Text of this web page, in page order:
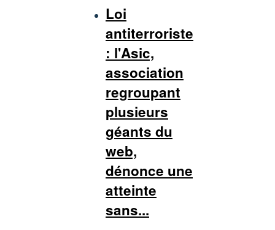
Loi
antiterroriste
: l'Asic,
association
regroupant
plusieurs
géants du
web,
dénonce une
atteinte
sans...